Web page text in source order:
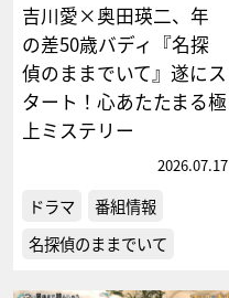
吉川愛×奥田瑛二、年
の差50歳バディ『名探
偵のままでいて』遂にス
タート！心あたたまる極
上ミステリー
2026.07.17
ドラマ
番組情報
名探偵のままでいて